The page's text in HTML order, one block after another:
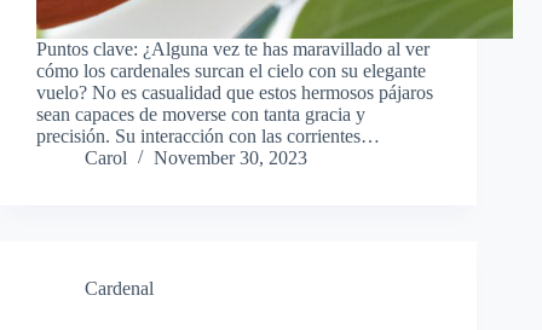
Puntos clave: ¿Alguna vez te has maravillado al ver
cómo los cardenales surcan el cielo con su elegante
vuelo? No es casualidad que estos hermosos pájaros
sean capaces de moverse con tanta gracia y
precisión. Su interacción con las corrientes…
Carol
November 30, 2023
Cardenal